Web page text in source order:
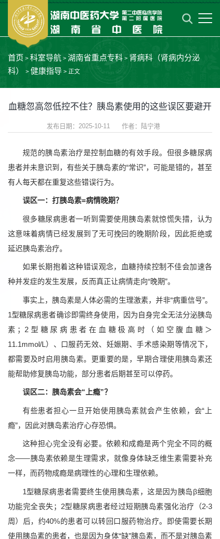
首页 > 科室导航> 湖南省重点专科> 肾病科（肾病内分泌
科）
> 健康指导> 正文
血糖忽高忽低控不住？胰岛素使用的这些误区要避开
发布日期：2025-10-11 作者：陆宁港
规范的胰岛素治疗是控制血糖的有效手段。但很多糖尿病
患者并未意识到，有些关于胰岛素的“常识”，可能是错的，甚至
有人每天都在重复这些错误行为。
误区一：打胰岛素=病情晚期？
很多糖尿病患者一听到需要使用胰岛素就惊慌失措，认为
这意味着病情已经发展到了无可挽回的晚期阶段，因此拒绝或
延迟胰岛素治疗。
如果长期抱着这种错误观念，血糖持续控制不佳会加速各
种并发症的发生发展，反而真正让病情走向“晚期”。
事实上，胰岛素是人体必需的生理激素，并非“病重信号”。
1型糖尿病患者确诊即需终身使用，因为自身完全无法分泌胰岛
素；2型糖尿病患者在血糖极高时（如空腹血糖＞
11.1mmol/L）、口服药无效、妊娠期、手术感染期等情况下，
都需要及时启用胰岛素。更重要的是，早期合理使用胰岛素还
能帮助修复胰岛功能，部分患者后期甚至可以停药。
误区二：胰岛素会“上瘾”？
有些患者担心一旦开始使用胰岛素就会产生依赖，会“上
瘾”，因此对胰岛素治疗心存恐惧。
这种担心完全没有必要。依赖和成瘾是两个完全不同的概
念——胰岛素依赖是生理需求，就像身体缺乏维生素需要补充
一样，而药物成瘾是病理性的心理和生理依赖。
1型糖尿病患者需要终生使用胰岛素，这是因为胰岛β细胞
功能完全丧失；2型糖尿病患者经过短期胰岛素强化治疗（2-3
周）后，约40%的患者可以转回口服药物治疗。即使需要长期
使用胰岛素的患者，也是因为身体“缺”胰岛素，而不是对胰岛素